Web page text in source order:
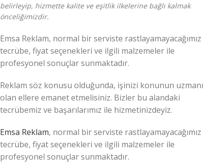
belirleyip, hizmette kalite ve eşitlik ilkelerine bağlı kalmak
önceliğimizdir.
Emsa Reklam, normal bir serviste rastlayamayacağımız
tecrübe, fiyat seçenekleri ve ilgili malzemeler ile
profesyonel sonuçlar sunmaktadır.
Reklam söz konusu olduğunda, işinizi konunun uzmanı
olan ellere emanet etmelisiniz. Bizler bu alandaki
tecrübemiz ve başarılarımız ile hizmetinizdeyiz.
Emsa Reklam, normal bir serviste rastlayamayacağımız
tecrübe, fiyat seçenekleri ve ilgili malzemeler ile
profesyonel sonuçlar sunmaktadır.